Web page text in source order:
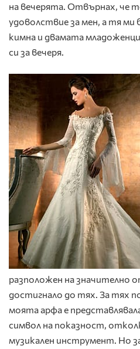
на вечерята. Отвърнах, че
удоволствие за мен, а тя ми
кимна и двамата
си за вечеря.
разположен на значително
достигнало до тях. За тях
моята арфа е
символ на показност,
музикален инструмент. Но